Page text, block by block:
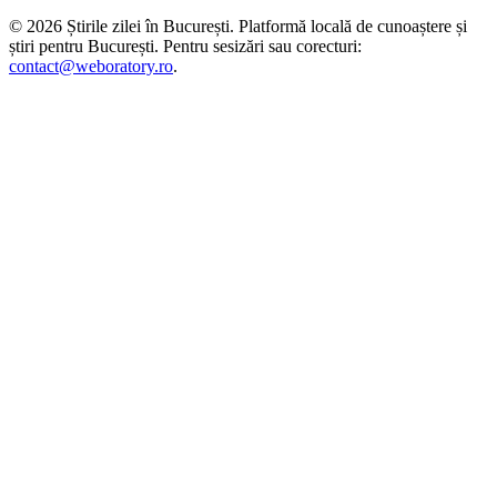
© 2026 Știrile zilei în București. Platformă locală de cunoaștere și
știri pentru București. Pentru sesizări sau corecturi:
contact@weboratory.ro.